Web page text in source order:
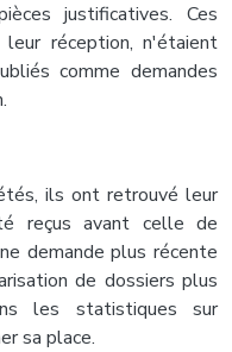
justificatives. Ces
réception, n'étaient
comme demandes
ils ont retrouvé leur
reçus avant celle de
demande plus récente
de dossiers plus
les statistiques sur
sa place.